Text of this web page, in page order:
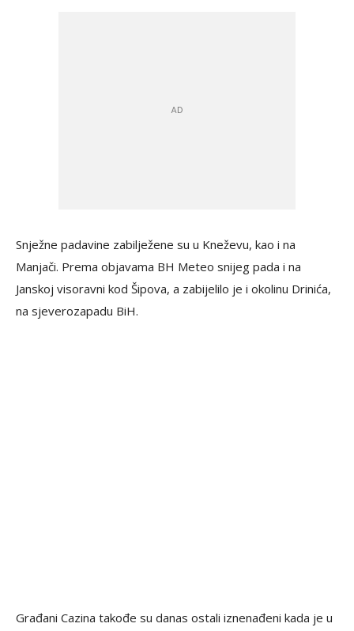
Snježne padavine zabilježene su u Kneževu, kao i na
Manjači. Prema objavama BH Meteo snijeg pada i na
Janskoj visoravni kod Šipova, a zabijelilo je i okolinu Drinića,
na sjeverozapadu BiH.
Građani Cazina takođe su danas ostali iznenađeni kada je u